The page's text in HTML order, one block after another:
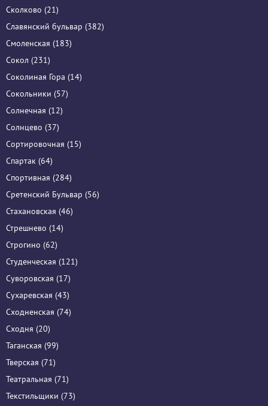
Сколково (21)
Славянский бульвар (382)
Смоленская (183)
Сокол (231)
Соколиная Гора (14)
Сокольники (57)
Солнечная (12)
Солнцево (37)
Сортировочная (15)
Спартак (64)
Спортивная (284)
Сретенский Бульвар (56)
Стахановская (46)
Стрешнево (14)
Строгино (62)
Студенческая (121)
Суворовская (17)
Сухаревская (43)
Сходненская (74)
Сходня (20)
Таганская (99)
Тверская (71)
Театральная (71)
Текстильщики (73)